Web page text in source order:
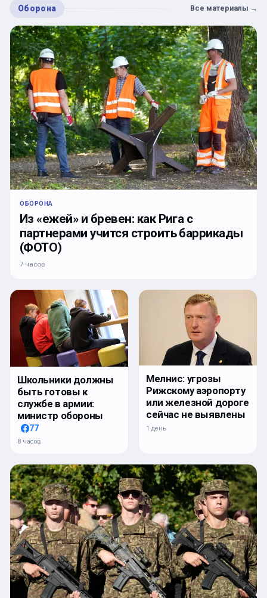
Оборона Все материалы →
ОБОРОНА
Из «ежей» и бревен: как Рига с
партнерами учится строить баррикады
(ФОТО)
7 часов
Школьники должны
быть готовы к
службе в армии:
министр обороны
77
8 часов
Мелнис: угрозы
Рижскому аэропорту
или железной дороге
сейчас не выявлены
1 день